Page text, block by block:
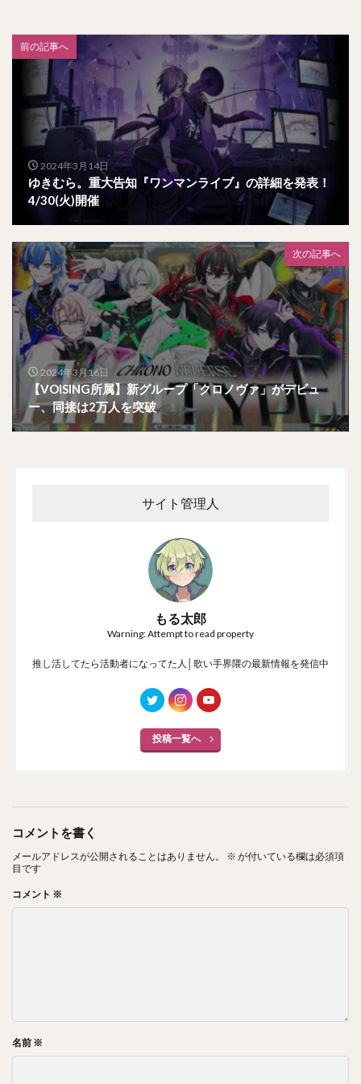
前の記事へ
2024年3月14日
ゆきむら。重大告知『ワンマンライブ』の詳細を発表！
4/30(火)開催
次の記事へ
2024年3月16日
【VOISING所属】新グループ「クロノヴァ」がデビュ
ー、同接は2万人を突破
サイト管理人
もる太郎
Warning: Attempt to read property
推し活してたら活動者になってた人│歌い手界隈の最新情報を発信中
投稿一覧へ
コメントを書く
メールアドレスが公開されることはありません。 ※ が付いている欄は必須項
目です
コメント ※
名前 ※